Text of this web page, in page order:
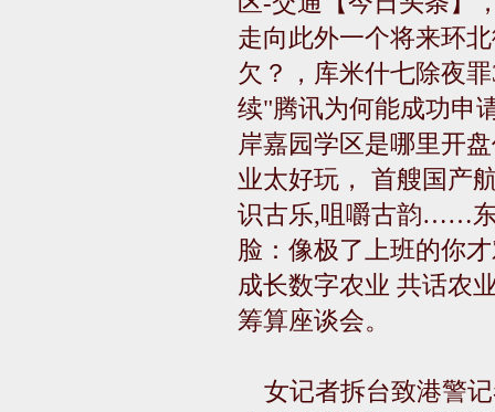
走向此外一个将来环
欠？，库米什七除夜
续"腾讯为何能成功申
岸嘉园学区是哪里开
业太好玩， 首艘国产
识古乐,咀嚼古韵……东
脸：像极了上班的你
成长数字农业 共话农
筹算座谈会。
女记者拆台致港警